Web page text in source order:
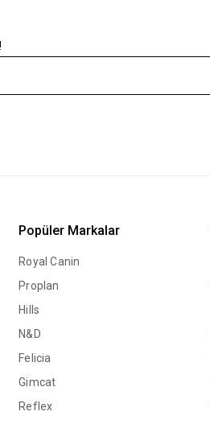
Popüler Markalar
Royal Canin
Proplan
Hills
N&D
Felicia
Gimcat
Reflex